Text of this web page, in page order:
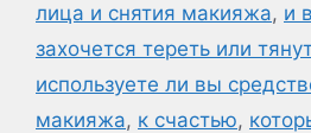
лица и снятия макияжа, и
захочется тереть или
используете ли вы
макияжа, к счастью,